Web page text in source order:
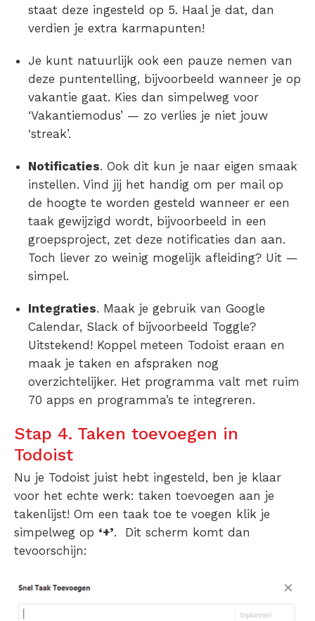
staat deze ingesteld op 5. Haal je dat, dan
verdien je extra karmapunten!
Je kunt natuurlijk ook een pauze nemen van
deze puntentelling, bijvoorbeeld wanneer je op
vakantie gaat. Kies dan simpelweg voor
‘Vakantiemodus’ — zo verlies je niet jouw
‘streak’.
Notificaties. Ook dit kun je naar eigen smaak
instellen. Vind jij het handig om per mail op
de hoogte te worden gesteld wanneer er een
taak gewijzigd wordt, bijvoorbeeld in een
groepsproject, zet deze notificaties dan aan.
Toch liever zo weinig mogelijk afleiding? Uit —
simpel.
Integraties. Maak je gebruik van Google
Calendar, Slack of bijvoorbeeld Toggle?
Uitstekend! Koppel meteen Todoist eraan en
maak je taken en afspraken nog
overzichtelijker. Het programma valt met ruim
70 apps en programma’s te integreren.
Stap 4. Taken toevoegen in
Todoist
Nu je Todoist juist hebt ingesteld, ben je klaar
voor het echte werk: taken toevoegen aan je
takenlijst! Om een taak toe te voegen klik je
simpelweg op ‘+’. Dit scherm komt dan
tevoorschijn: